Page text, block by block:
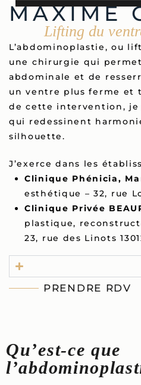
MAXIME
Lifting du
L’abdominoplastie, ou
une chirurgie qui
abdominale et de
un ventre plus ferme et
de cette intervention, je
qui redessinent
silhouette.
J’exerce dans les
Clinique Phénicia,
esthétique – 32, rue
Clinique Privée
plastique,
23, rue des Linots
PRENDRE RDV
Qu’est-ce que